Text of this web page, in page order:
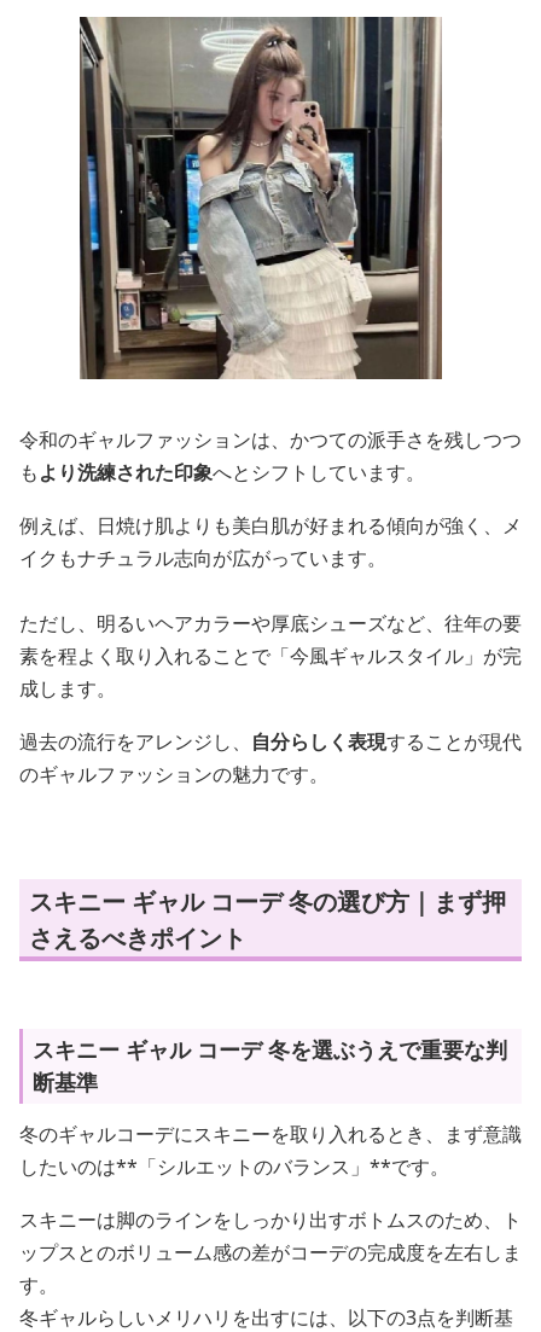
令和のギャルファッションは、かつての派手さを残しつつ
もより洗練された印象へとシフトしています。
例えば、日焼け肌よりも美白肌が好まれる傾向が強く、メ
イクもナチュラル志向が広がっています。
ただし、明るいヘアカラーや厚底シューズなど、往年の要
素を程よく取り入れることで「今風ギャルスタイル」が完
成します。
過去の流行をアレンジし、 自分らしく表現することが現代
のギャルファッションの魅力です。
スキニー ギャル コーデ 冬の選び方｜まず押
さえるべきポイント
スキニー ギャル コーデ 冬を選ぶうえで重要な判
断基準
冬のギャルコーデにスキニーを取り入れるとき、まず意識
したいのは**「シルエットのバランス」**です。
スキニーは脚のラインをしっかり出すボトムスのため、ト
ップスとのボリューム感の差がコーデの完成度を左右しま
す。
冬ギャルらしいメリハリを出すには、以下の3点を判断基